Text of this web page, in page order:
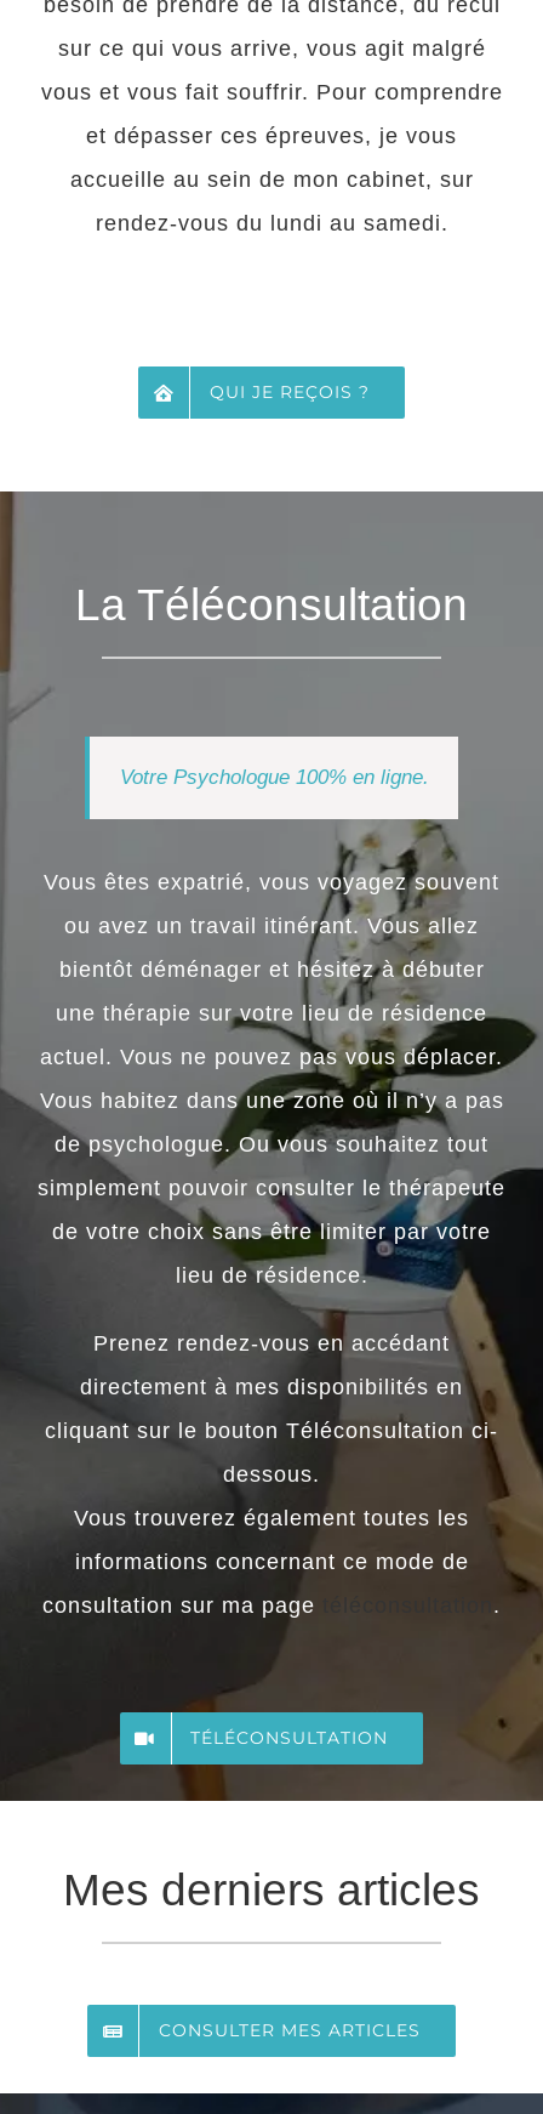
besoin de prendre de la distance, du recul
sur ce qui vous arrive, vous agit malgré
vous et vous fait souffrir. Pour comprendre
et dépasser ces épreuves, je vous
accueille au sein de mon cabinet, sur
rendez-vous du lundi au samedi.
QUI JE REÇOIS ?
La Téléconsultation
Votre Psychologue 100% en ligne.
Vous êtes expatrié, vous voyagez souvent
ou avez un travail itinérant. Vous allez
bientôt déménager et hésitez à débuter
une thérapie sur votre lieu de résidence
actuel. Vous ne pouvez pas vous déplacer.
Vous habitez dans une zone où il n’y a pas
de psychologue. Ou vous souhaitez tout
simplement pouvoir consulter le thérapeute
de votre choix sans être limiter par votre
lieu de résidence.
Prenez rendez-vous en accédant
directement à mes disponibilités en
cliquant sur le bouton Téléconsultation ci-
dessous.
Vous trouverez également toutes les
informations concernant ce mode de
consultation sur ma page
.
TÉLÉCONSULTATION
Mes derniers articles
CONSULTER MES ARTICLES